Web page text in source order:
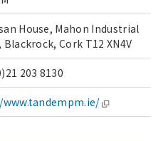
House, Mahon Industrial
Blackrock, Cork T12 XN4V
203 8130